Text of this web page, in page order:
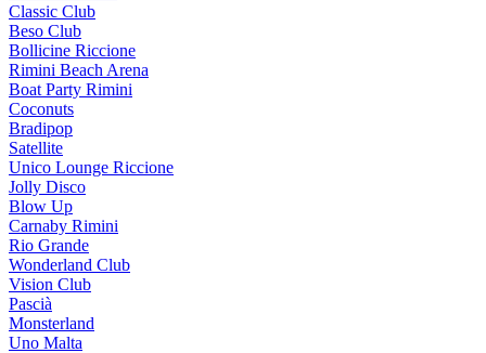
Classic Club
Beso Club
Bollicine Riccione
Rimini Beach Arena
Boat Party Rimini
Coconuts
Bradipop
Satellite
Unico Lounge Riccione
Jolly Disco
Blow Up
Carnaby Rimini
Rio Grande
Wonderland Club
Vision Club
Pascià
Monsterland
Uno Malta